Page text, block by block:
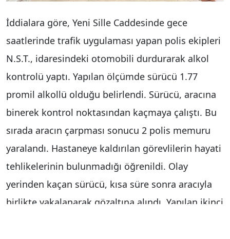
İddialara göre, Yeni Sille Caddesinde gece
saatlerinde trafik uygulaması yapan polis ekipleri
N.S.T., idaresindeki otomobili durdurarak alkol
kontrolü yaptı. Yapılan ölçümde sürücü 1.77
promil alkollü olduğu belirlendi. Sürücü, aracına
binerek kontrol noktasından kaçmaya çalıştı. Bu
sırada aracın çarpması sonucu 2 polis memuru
yaralandı. Hastaneye kaldırılan görevlilerin hayati
tehlikelerinin bulunmadığı öğrenildi. Olay
yerinden kaçan sürücü, kısa süre sonra aracıyla
birlikte yakalanarak gözaltına alındı. Yapılan ikinci